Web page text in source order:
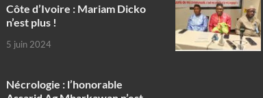
Côte d’Ivoire : Mariam Dicko
n’est plus !
5 juin 2024
Nécrologie : l’honorable